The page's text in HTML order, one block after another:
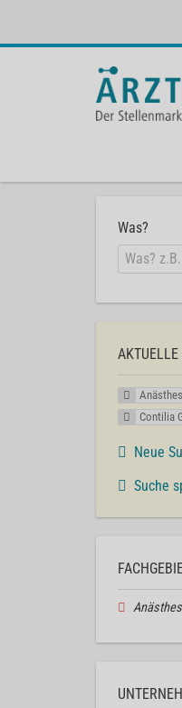
Was?
AKTUELLE
Contilia
Neue
Suche